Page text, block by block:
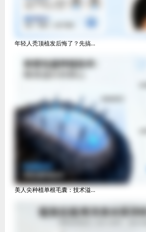
年轻人秃顶植发后悔了？先搞...
美人尖种植单根毛囊：技术溢...